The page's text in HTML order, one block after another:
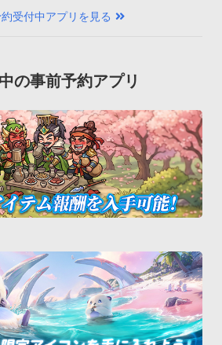
受付中アプリを見る
の事前予約アプリ